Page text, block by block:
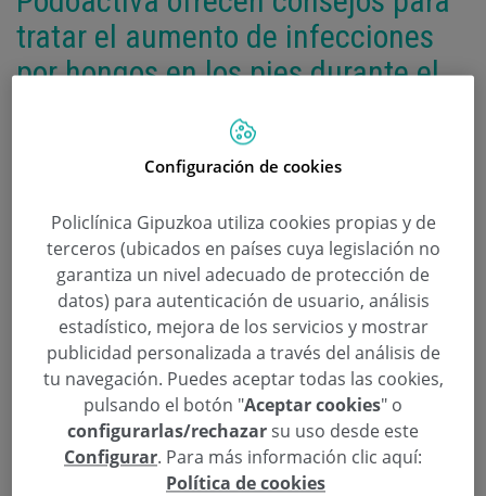
tratar el aumento de infecciones
por hongos en los pies durante el
,Unidad del Pie
21 de Agosto de 2025
Advierten sobre el incremento de casos de
infecciones fúngicas en los pies, especialmente
en zonas costeras como Gipuzkoa, donde la
afluencia a playas, piscinas y vestuarios públicos
se intensifica.
Continuar leyendo
Configuración de cookies
Policlínica Gipuzkoa utiliza cookies propias y de
terceros (ubicados en países cuya legislación no
garantiza un nivel adecuado de protección de
datos) para autenticación de usuario, análisis
estadístico, mejora de los servicios y mostrar
publicidad personalizada a través del análisis de
tu navegación. Puedes aceptar todas las cookies,
pulsando el botón "Aceptar cookies" o
configurarlas/rechazarsu uso desde este
Configurar. Para más información clic aquí:
Política de cookies